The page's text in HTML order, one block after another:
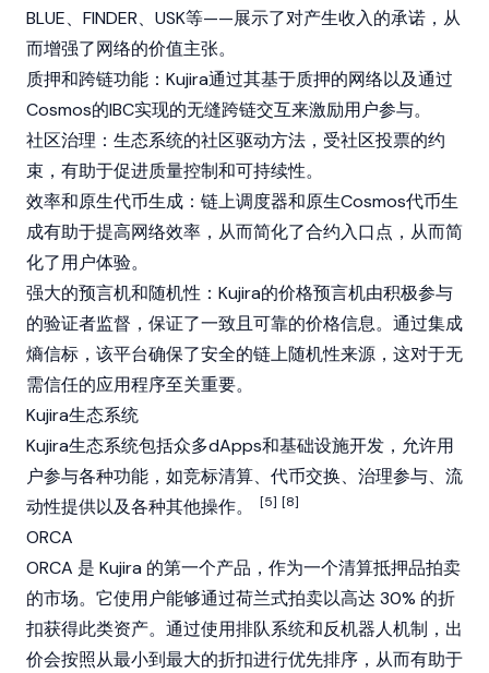
BLUE、FINDER、USK等——展示了对产生收入的承诺，从
而增强了网络的价值主张。
质押和跨链功能：Kujira通过其基于质押的网络以及通过
Cosmos的IBC实现的无缝跨链交互来激励用户参与。
社区治理：生态系统的社区驱动方法，受社区投票的约
束，有助于促进质量控制和可持续性。
效率和原生代币生成：链上调度器和原生Cosmos代币生
成有助于提高网络效率，从而简化了合约入口点，从而简
化了用户体验。
强大的预言机和随机性：Kujira的价格预言机由积极参与
的验证者监督，保证了一致且可靠的价格信息。通过集成
熵信标，该平台确保了安全的链上随机性来源，这对于无
需信任的应用程序至关重要。
Kujira生态系统
Kujira生态系统包括众多dApps和基础设施开发，允许用
户参与各种功能，如竞标清算、代币交换、治理参与、流
动性提供以及各种其他操作。
[5] [8]
ORCA
ORCA 是 Kujira 的第一个产品，作为一个清算抵押品拍卖
的市场。它使用户能够通过荷兰式拍卖以高达 30% 的折
扣获得此类资产。通过使用排队系统和反机器人机制，出
价会按照从最小到最大的折扣进行优先排序，从而有助于